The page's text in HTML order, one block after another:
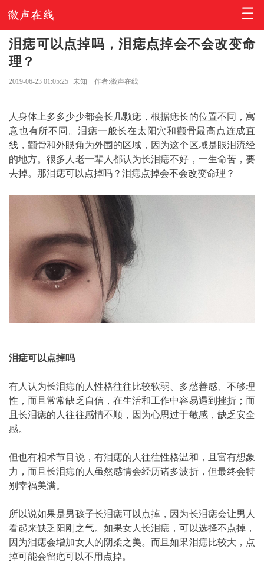
泪痣可以点掉吗，泪痣点掉会不会改变命
理？
2019-06-23 01:05:25 未知 作者:徽声在线
人身体上多多少少都会长几颗痣，根据痣长的位置不同，寓
意也有所不同。泪痣一般长在太阳穴和颧骨最高点连成直
线，颧骨和外眼角为外围的区域，因为这个区域是眼泪流经
的地方。很多人老一辈人都认为长泪痣不好，一生命苦，要
去掉。那泪痣可以点掉吗？泪痣点掉会不会改变命理？
泪痣可以点掉吗
有人认为长泪痣的人性格往往比较软弱、多愁善感、不够理
性，而且常常缺乏自信，在生活和工作中容易遇到挫折；而
且长泪痣的人往往感情不顺，因为心思过于敏感，缺乏安全
感。
但也有相术节目说，有泪痣的人往往性格温和，且富有想象
力，而且长泪痣的人虽然感情会经历诸多波折，但最终会特
别幸福美满。
所以说如果是男孩子长泪痣可以点掉，因为长泪痣会让男人
看起来缺乏阳刚之气。如果女人长泪痣，可以选择不点掉，
因为泪痣会增加女人的阴柔之美。而且如果泪痣比较大，点
掉可能会留疤可以不用点掉。